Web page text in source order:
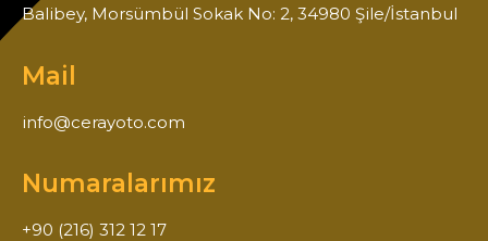
Balibey, Morsümbül Sokak No: 2, 34980 Şile/İstanbul
Mail
info@cerayoto.com
Numaralarımız
+90 (216) 312 12 17